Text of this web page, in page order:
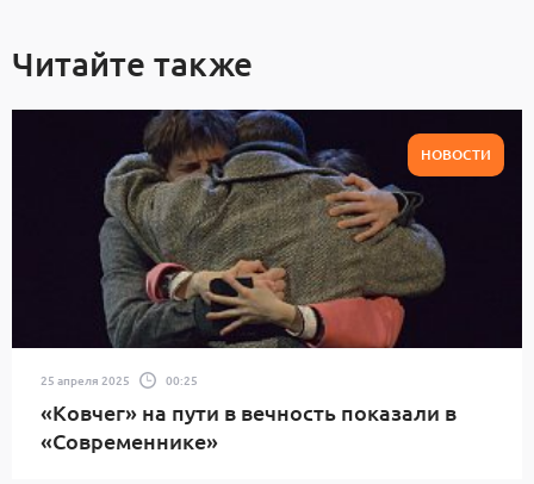
Читайте также
НОВОСТИ
25 апреля 2025 00:25
«Ковчег» на пути в вечность показали в
«Современнике»